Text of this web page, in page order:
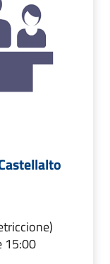
15:00